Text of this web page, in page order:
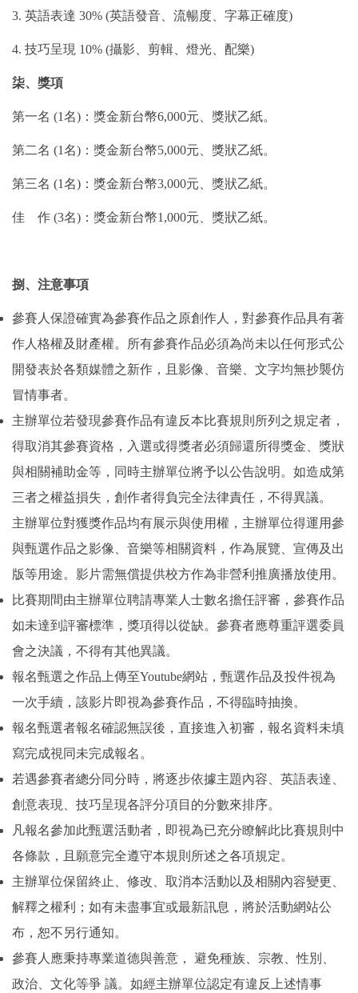
3. 英語表達 30% (英語發音、流暢度、字幕正確度)
4. 技巧呈現 10% (攝影、剪輯、燈光、配樂)
柒、獎項
第一名 (1名)：獎金新台幣6,000元、獎狀乙紙。
第二名 (1名)：獎金新台幣5,000元、獎狀乙紙。
第三名 (1名)：獎金新台幣3,000元、獎狀乙紙。
佳 作 (3名)：獎金新台幣1,000元、獎狀乙紙。
捌、注意事項
參賽人保證確實為參賽作品之原創作人，對參賽作品具有著
作人格權及財產權。所有參賽作品必須為尚未以任何形式公
開發表於各類媒體之新作，且影像、音樂、文字均無抄襲仿
冒情事者。
主辦單位若發現參賽作品有違反本比賽規則所列之規定者，
得取消其參賽資格，入選或得獎者必須歸還所得獎金、獎狀
與相關補助金等，同時主辦單位將予以公告說明。如造成第
三者之權益損失，創作者得負完全法律責任，不得異議。
主辦單位對獲獎作品均有展示與使用權，主辦單位得運用參
與甄選作品之影像、音樂等相關資料，作為展覽、宣傳及出
版等用途。影片需無償提供校方作為非營利推廣播放使用。
比賽期間由主辦單位聘請專業人士數名擔任評審，參賽作品
如未達到評審標準，獎項得以從缺。參賽者應尊重評選委員
會之決議，不得有其他異議。
報名甄選之作品上傳至Youtube網站，甄選作品及投件視為
一次手續，該影片即視為參賽作品，不得臨時抽換。
報名甄選者報名確認無誤後，直接進入初審，報名資料未填
寫完成視同未完成報名。
若遇參賽者總分同分時，將逐步依據主題內容、英語表達、
創意表現、技巧呈現各評分項目的分數來排序。
凡報名參加此甄選活動者，即視為已充分瞭解此比賽規則中
各條款，且願意完全遵守本規則所述之各項規定。
主辦單位保留終止、修改、取消本活動以及相關內容變更、
解釋之權利；如有未盡事宜或最新訊息，將於活動網站公
布，恕不另行通知。
參賽人應秉持專業道德與善意， 避免種族、宗教、性別、
政治、文化等爭 議。如經主辦單位認定有違反上述情事